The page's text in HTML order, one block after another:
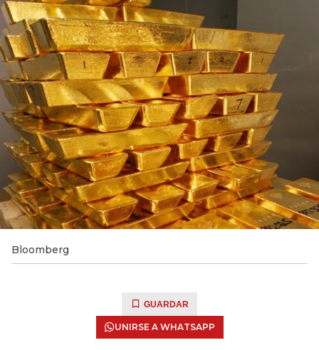
Bloomberg
GUARDAR
UNIRSE A WHATSAPP